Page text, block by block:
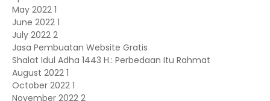
May 2022 1
June 2022 1
July 2022 2
Jasa Pembuatan Website Gratis
Shalat Idul Adha 1443 H.: Perbedaan Itu Rahmat
August 2022 1
October 2022 1
November 2022 2